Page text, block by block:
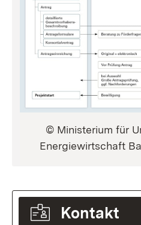
© Ministerium für
Energiewirtschaft
Kontakt